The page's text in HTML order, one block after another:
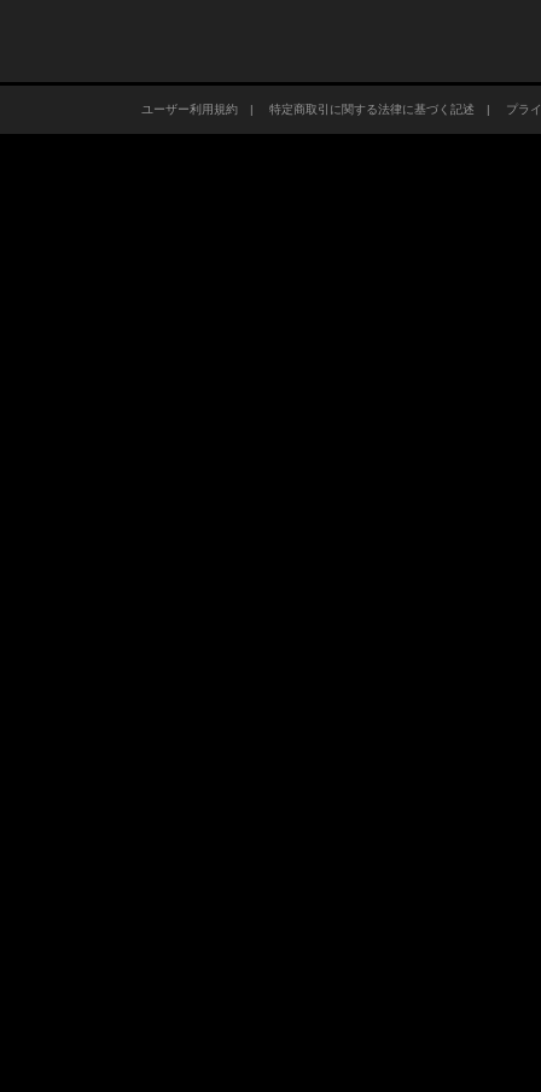
ユーザー利用規約| 特定商取引に関する法律に基づく記述 | プラ